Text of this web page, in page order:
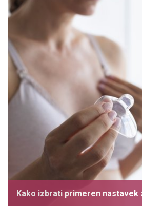
Kako izbrati primeren nastavek